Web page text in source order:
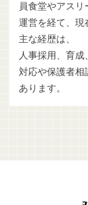
員食堂やアス
運営を経て、現
主な経歴は、
人事採用、育
対応や保護者相
あります。